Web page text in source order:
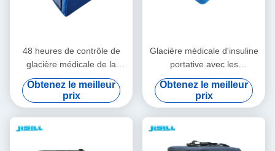
48 heures de contrôle de
glacière médicale de la
température isolée avec le
sac de tissu d'Oxford
Obtenez le meilleur
prix
Glacière médicale d'insuline
portative avec les
températures
personnalisables faciles à
nettoyer
Obtenez le meilleur
prix